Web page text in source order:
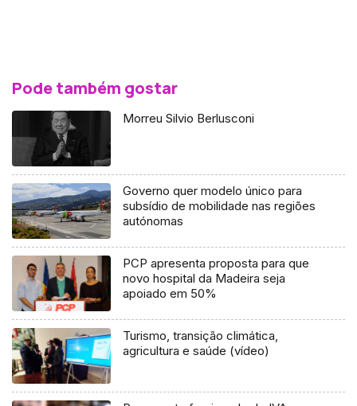
Pode também gostar
Morreu Silvio Berlusconi
Governo quer modelo único para
subsídio de mobilidade nas regiões
autónomas
PCP apresenta proposta para que
novo hospital da Madeira seja
apoiado em 50%
Turismo, transição climática,
agricultura e saúde (vídeo)